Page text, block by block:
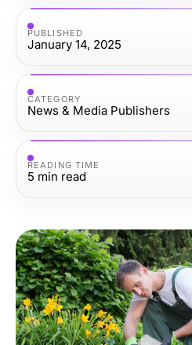
PUBLISHED
January 14, 2025
CATEGORY
News & Media Publishers
READING TIME
5 min read